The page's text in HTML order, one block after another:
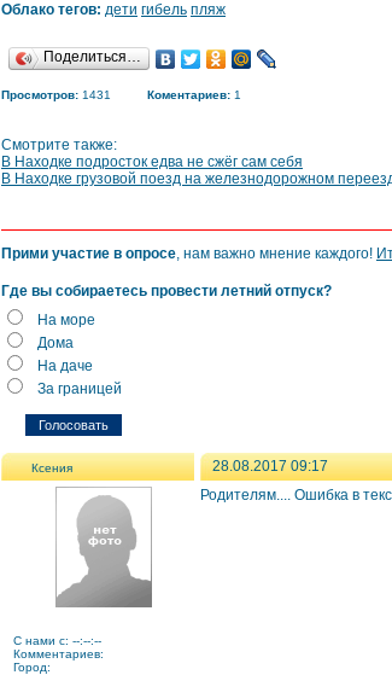
Облако тегов: дети гибель пляж
Поделиться…
Просмотров: 1431 Коментариев: 1
Смотрите также:
В Находке подросток едва не сжёг сам себя
В Находке грузовой поезд на железнодорожном
Прими участие в опросе, нам важно мнение каждого!
Где вы собираетесь провести летний отпуск?
На море
Дома
На даче
За границей
Ксения 28.08.2017 09:17
C нами с: --:--:--
Комментариев:
Город:
Родителям.... Ошибка в